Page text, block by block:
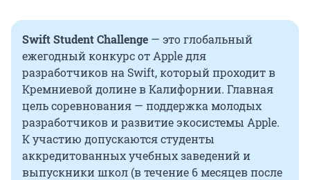
Swift Student Challenge — это глобальный
ежегодный конкурс от Apple для
разработчиков на Swift, который проходит в
Кремниевой долине в Калифорнии. Главная
цель соревнования — поддержка молодых
разработчиков и развитие экосистемы Apple.
К участию допускаются студенты
аккредитованных учебных заведений и
выпускники школ (в течение 6 месяцев после